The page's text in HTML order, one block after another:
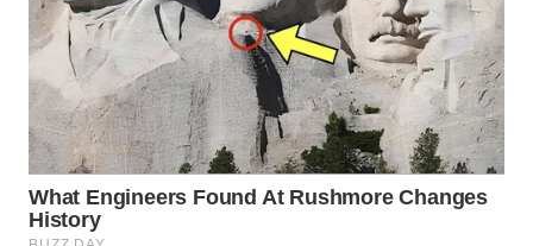
WN
CIANJUR
WN
KEPULAUAN
SERIBU
WN